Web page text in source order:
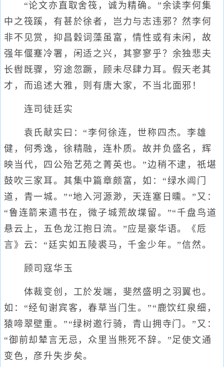
“论文亦直取舍筏，诚为精确。”余读李何集
中之筏蹊，有甚於徐者，岂力与志违邪？然李何
非不见赏，抑昌穀词藻虽富，情性或有未闲，故
强年偃蹇冷署，闲适之兴，其寥寥乎？余独悲夫
长辔既骤，穷途忽蹶，顾未尽肆力耳。假天老其
才，而追述大雅，则有唐大家，不当北面邪！
连司徒廷实
袁氏献实曰：“李何徐连，世称四杰。李雄
健，何秀逸，徐精融，连朴质。故并负盛名，辉
映当代，四公殆艺苑之菁英也。”边稍不逮，祇堪
鼓吹三家耳。其集中篇章颇富，如：“绿水阊门
道，青一城。”“地入河源渺，天连塞日曛。”又：
“鲁连箭来遣书在，微子城荒故堞留。”“千盘鸟道
悬云上，五色龙江抱日流。”应是豪华语。《卮
言》云：“廷实如五陵裘马，千金少年。”信然。
顾司寇华玉
体裁变创，工於发端，斐然盛明之羽翼也。
如：“经旬谢宾客，春草当门生。”“鹿饮红泉细，
猿啼翠壁重。”“绿树邀行骑，青山拥寺门。”又：
“御前却辇言无忌，众里当熊死不辞。”足使文通
变色，彦升失步矣。